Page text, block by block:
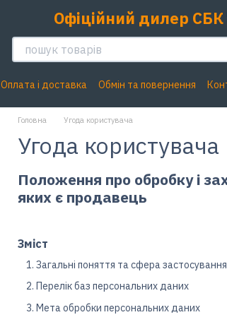
Офіційний дилер СБК
Оплата і доставка Обмін та повернення
Головна Угода користувача
Угода користувача
Положення про обробку і
яких є продавець
Зміст
Загальні поняття та сфера застосування
Перелік баз персональних даних
Мета обробки персональних даних